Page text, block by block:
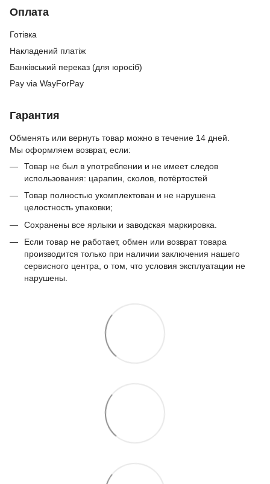
Оплата
Готівка
Накладений платіж
Банківський переказ (для юросіб)
Pay via WayForPay
Гарантия
Обменять или вернуть товар можно в течение 14 дней.
Мы оформляем возврат, если:
Товар не был в употреблении и не имеет следов
использования: царапин, сколов, потёртостей
Товар полностью укомплектован и не нарушена
целостность упаковки;
Сохранены все ярлыки и заводская маркировка.
Если товар не работает, обмен или возврат товара
производится только при наличии заключения нашего
сервисного центра, о том, что условия эксплуатации не
нарушены.